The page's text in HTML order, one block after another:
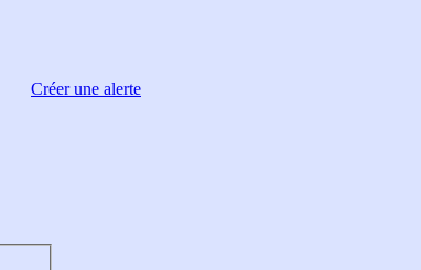
Créer une alerte